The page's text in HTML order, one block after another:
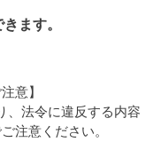
ます。
意】
、法令に違反する内容
注意ください。